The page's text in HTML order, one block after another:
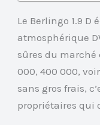
Le Berlingo 1.9 D
atmosphérique
sûres du marché
000, 400 000,
sans gros frais,
propriétaires qui